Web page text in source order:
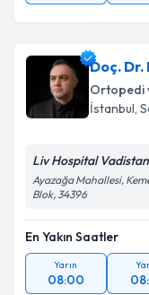
Doç. Dr.
Ortopedi
İstanbul,
Liv Hospital
Ayazağa Mahallesi,
Blok, 34396
En Yakın Saatler
Yarın
08:00